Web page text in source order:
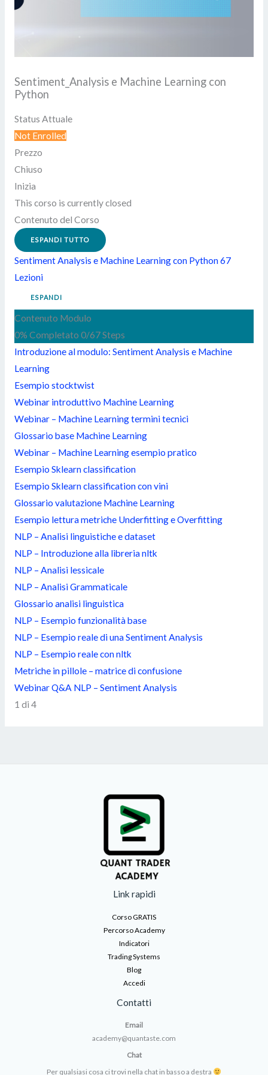
Sentiment_Analysis e Machine Learning con
Python
Status Attuale
Not Enrolled
Prezzo
Chiuso
Inizia
This corso is currently closed
Contenuto del Corso
ESPANDI TUTTO
Sentiment Analysis e Machine Learning con Python67
Lezioni
ESPANDI
Contenuto Modulo
0% Completato 0/67 Steps
Introduzione al modulo: Sentiment Analysis e Machine
Learning
Esempio stocktwist
Webinar introduttivo Machine Learning
Webinar – Machine Learning termini tecnici
Glossario base Machine Learning
Webinar – Machine Learning esempio pratico
Esempio Sklearn classification
Esempio Sklearn classification con vini
Glossario valutazione Machine Learning
Esempio lettura metriche Underfitting e Overfitting
NLP – Analisi linguistiche e dataset
NLP – Introduzione alla libreria nltk
NLP – Analisi lessicale
NLP – Analisi Grammaticale
Glossario analisi linguistica
NLP – Esempio funzionalità base
NLP – Esempio reale di una Sentiment Analysis
NLP – Esempio reale con nltk
Metriche in pillole – matrice di confusione
Webinar Q&A NLP – Sentiment Analysis
1 di 4
Link rapidi
Corso GRATIS
Percorso Academy
Indicatori
Trading Systems
Blog
Accedi
Contatti
Email
academy@quantaste.com
Chat
Per qualsiasi cosa ci trovi nella chat in basso a destra